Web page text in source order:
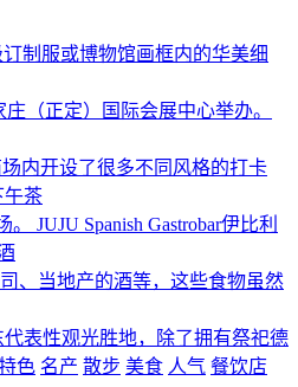
制服或博物馆画框内的华美细
（正定）国际会展中心举办。
内开设了很多不同风格的打卡
午茶
JUJU Spanish Gastrobar伊比利
、当地产的酒等，这些食物虽然
表性观光胜地，除了拥有祭祀德
色 名产 散步 美食 人气 餐饮店